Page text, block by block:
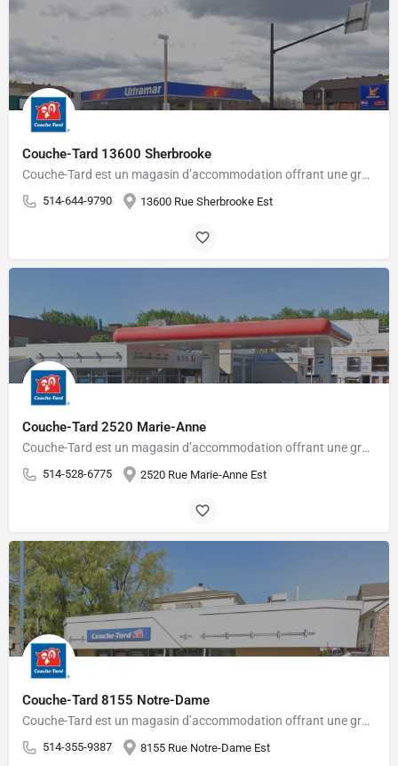
Couche-Tard 13600 Sherbrooke
Couche-Tard est un magasin d’accommodation offrant une grande variété de produits pour les gens pressés.…
514-644-9790 13600 Rue Sherbrooke Est
Couche-Tard 2520 Marie-Anne
Couche-Tard est un magasin d’accommodation offrant une grande variété de produits pour les gens pressés.…
514-528-6775 2520 Rue Marie-Anne Est
Couche-Tard 8155 Notre-Dame
Couche-Tard est un magasin d’accommodation offrant une grande variété de produits pour les gens pressés.…
514-355-9387 8155 Rue Notre-Dame Est